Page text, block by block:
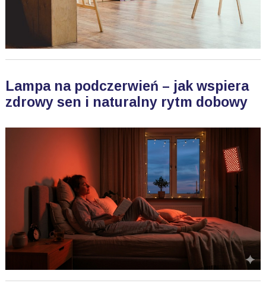
Lampa na podczerwień – jak wspiera
zdrowy sen i naturalny rytm dobowy